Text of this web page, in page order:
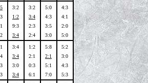
3:2
1:2
9:3
3:4
3:2
3:4
2:3
2:4
5:0
4:3
3:5
3:0
4:3
4:1
2:0
5:0
3:4
3:4
3:0
3:4
1:2
2:1
0:3
6:1
5:8
2:1
5:1
7:0
5:2
3:0
4:3
5:3